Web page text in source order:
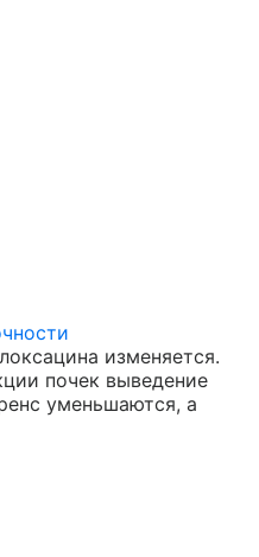
изменяется.
почек выведение
уменьшаются, а